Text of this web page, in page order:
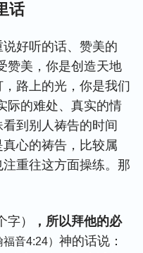
话
好听的话、赞美的
赞美，你是创造天地
路上的光，你是我们
的难处、真实的情
到别人祷告的时间
心的祷告，比较属
重往这方面操练。那
字）
，所以拜他的必
福音4:24） 神的话说：